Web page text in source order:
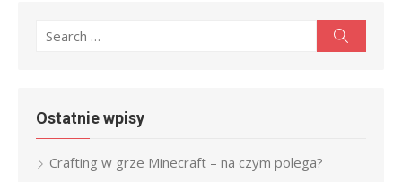
Search
Ostatnie wpisy
Crafting w grze Minecraft – na czym polega?